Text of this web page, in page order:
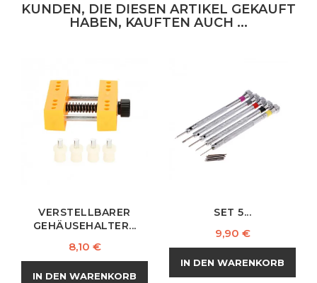
KUNDEN, DIE DIESEN ARTIKEL GEKAUFT
HABEN, KAUFTEN AUCH ...
VERSTELLBARER
GEHÄUSEHALTER...
Preis
8,10 €
IN DEN WARENKORB
SET 5...
Preis
9,90 €
IN DEN WARENKORB